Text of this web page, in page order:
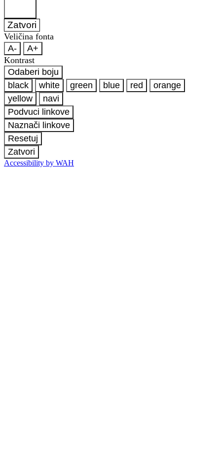
Zatvori
Veličina fonta
A-
A+
Kontrast
Odaberi boju
black
white green blue red
orange
yellow
navi
Podvuci linkove
Naznači linkove
Resetuj
Zatvori
Accessibility by WAH